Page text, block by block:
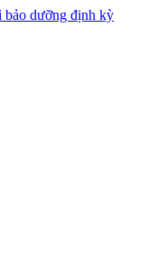
bảo dưỡng định kỳ